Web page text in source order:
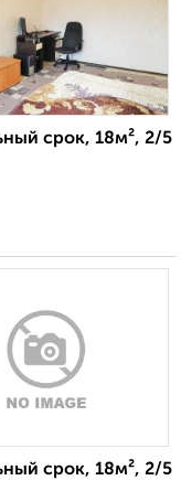
срок, 18м², 2/5
срок, 18м², 2/5